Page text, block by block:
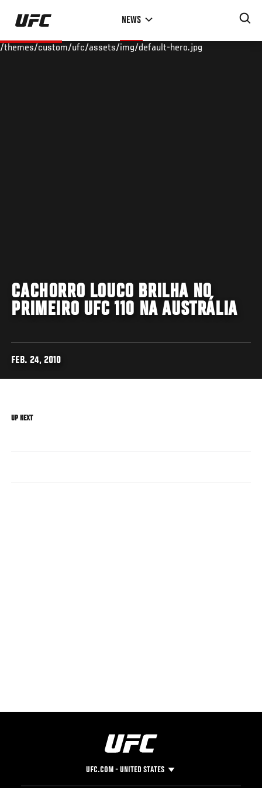
Skip
main
NEWS
/themes/custom/ufc/assets/img/default-hero.jpg
CACHORRO LOUCO BRILHA NO
PRIMEIRO UFC 110 NA AUSTRÁLIA
FEB. 24, 2010
UP NEXT
UFC.COM - UNITED STATES